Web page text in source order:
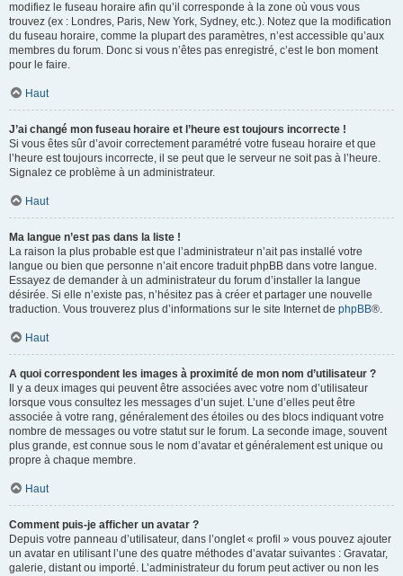
modifiez le fuseau horaire afin qu’il corresponde à la zone où vous vous
trouvez (ex : Londres, Paris, New York, Sydney, etc.). Notez que la modification
du fuseau horaire, comme la plupart des paramètres, n’est accessible qu’aux
membres du forum. Donc si vous n’êtes pas enregistré, c’est le bon moment
pour le faire.
Haut
J’ai changé mon fuseau horaire et l’heure est toujours incorrecte !
Si vous êtes sûr d’avoir correctement paramétré votre fuseau horaire et que
l’heure est toujours incorrecte, il se peut que le serveur ne soit pas à l’heure.
Signalez ce problème à un administrateur.
Haut
Ma langue n’est pas dans la liste !
La raison la plus probable est que l’administrateur n’ait pas installé votre
langue ou bien que personne n’ait encore traduit phpBB dans votre langue.
Essayez de demander à un administrateur du forum d’installer la langue
désirée. Si elle n’existe pas, n’hésitez pas à créer et partager une nouvelle
traduction. Vous trouverez plus d’informations sur le site Internet de phpBB®.
Haut
A quoi correspondent les images à proximité de mon nom d’utilisateur ?
Il y a deux images qui peuvent être associées avec votre nom d’utilisateur
lorsque vous consultez les messages d’un sujet. L’une d’elles peut être
associée à votre rang, généralement des étoiles ou des blocs indiquant votre
nombre de messages ou votre statut sur le forum. La seconde image, souvent
plus grande, est connue sous le nom d’avatar et généralement est unique ou
propre à chaque membre.
Haut
Comment puis-je afficher un avatar ?
Depuis votre panneau d’utilisateur, dans l’onglet « profil » vous pouvez ajouter
un avatar en utilisant l’une des quatre méthodes d’avatar suivantes : Gravatar,
galerie, distant ou importé. L’administrateur du forum peut activer ou non les